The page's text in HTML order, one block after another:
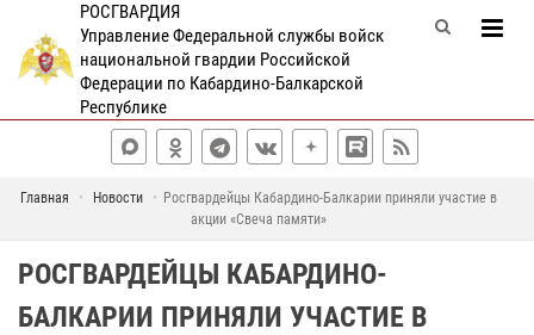
РОСГВАРДИЯ
Управление Федеральной службы войск
национальной гвардии Российской
Федерации по Кабардино-Балкарской
Республике
Главная Новости
Росгвардейцы Кабардино-Балкарии приняли участие в
акции «Свеча памяти»
РОСГВАРДЕЙЦЫ КАБАРДИНО-
БАЛКАРИИ ПРИНЯЛИ УЧАСТИЕ В